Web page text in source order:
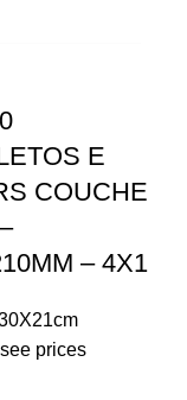
E
COUCHE
– 4X1
prices